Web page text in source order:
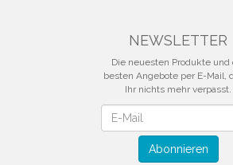
NEWSLETTER
Die neuesten Produkte und
besten Angebote per E-Mail,
Ihr nichts mehr verpasst.
Abonnieren